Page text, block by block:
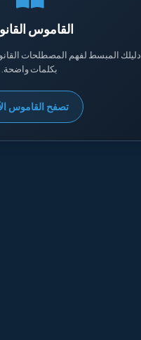
القاموس
دليلك المبسط لفهم المصطلحات
بكلمات واضحة.
تصفح القاموس